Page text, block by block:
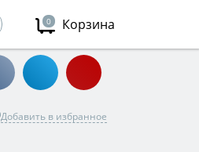
0 Корзина
Добавить в избранное